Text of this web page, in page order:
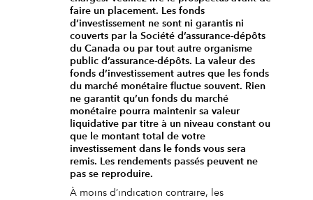
faire un placement. Les fonds
d’investissement ne sont ni garantis ni
couverts par la Société d’assurance-dépôts
du Canada ou par tout autre organisme
public d’assurance-dépôts. La valeur des
fonds d’investissement autres que les fonds
du marché monétaire fluctue souvent. Rien
ne garantit qu’un fonds du marché
monétaire pourra maintenir sa valeur
liquidative par titre à un niveau constant ou
que le montant total de votre
investissement dans le fonds vous sera
remis. Les rendements passés peuvent ne
pas se reproduire.
À moins d’indication contraire, les